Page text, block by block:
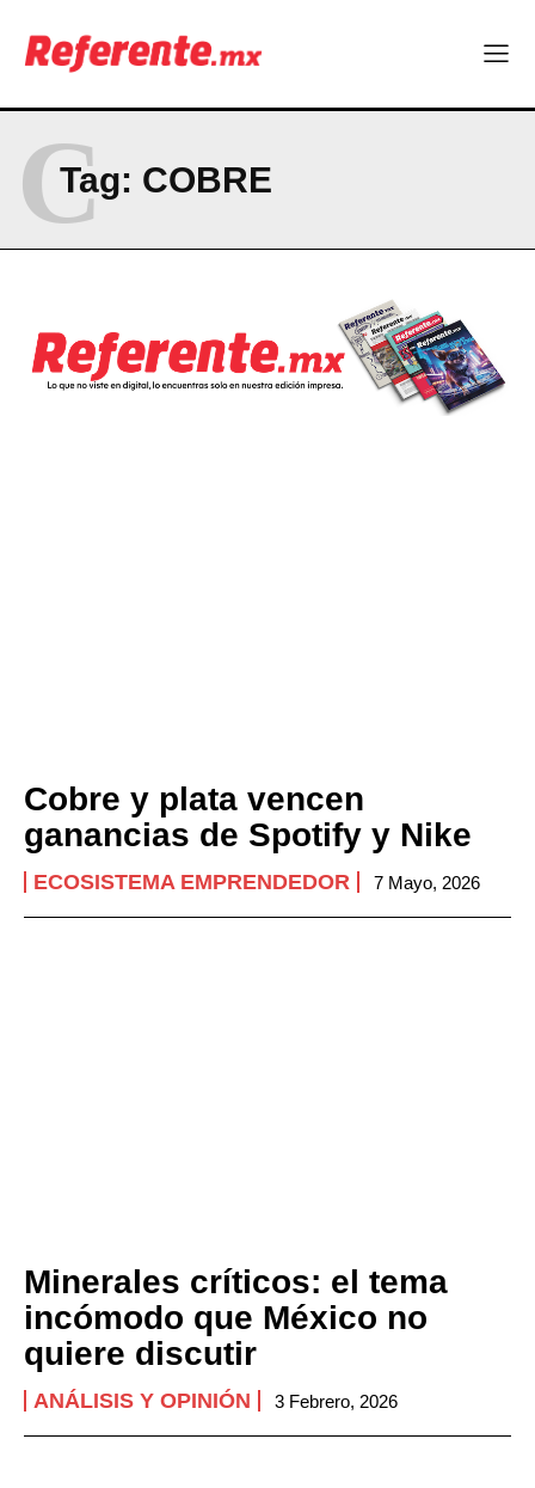
Tag: COBRE
C
Cobre y plata vencen
ganancias de Spotify y Nike
ECOSISTEMA EMPRENDEDOR 7 Mayo, 2026
Minerales críticos: el tema
incómodo que México no
quiere discutir
ANÁLISIS Y OPINIÓN 3 Febrero, 2026